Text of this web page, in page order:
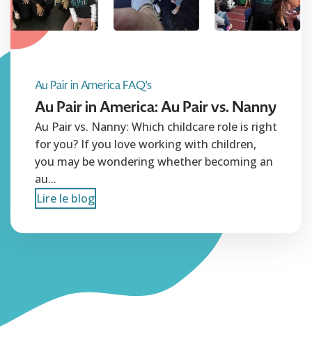
Au Pair in America FAQ's
Au Pair in America: Au Pair vs. Nanny
Au Pair vs. Nanny: Which childcare role is right
for you? If you love working with children,
you may be wondering whether becoming an
au...
Lire le blog